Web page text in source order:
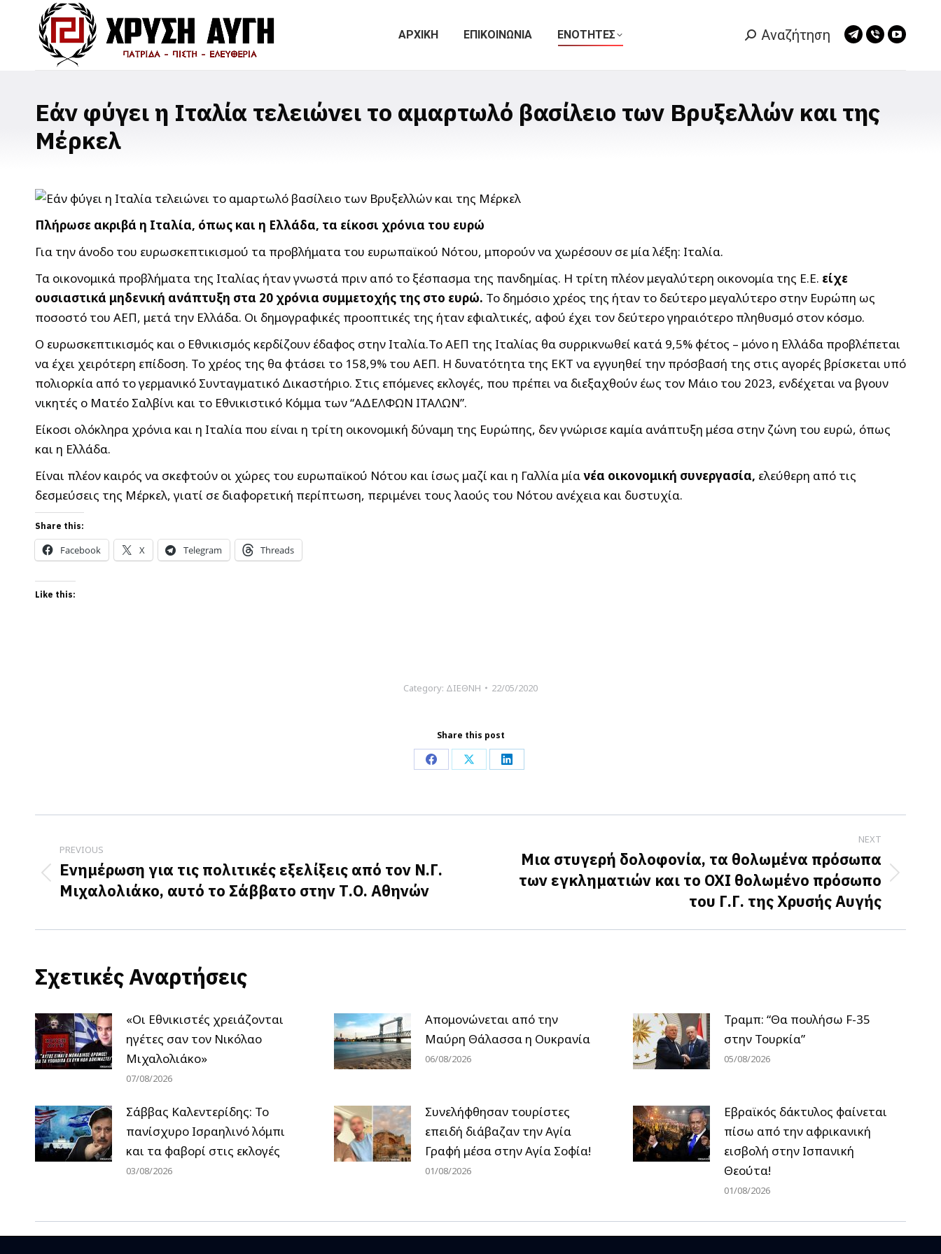
ΑΡΧΙΚΗ ΕΠΙΚΟΙΝΩΝΙΑ ΕΝΟΤΗΤΕΣ Search:
Αναζήτηση
Telegram
new
Viber
new
Εάν φύγει η Ιταλία τελειώνει το αμαρτωλό βασίλειο των Βρυξελλών και της
Μέρκελ
Πλήρωσε ακριβά η Ιταλία, όπως και η Ελλάδα, τα είκοσι χρόνια του ευρώ
Για την άνοδο του ευρωσκεπτικισμού τα προβλήματα του ευρωπαϊκού Νότου, μπορούν να χωρέσουν σε μία λέξη: Ιταλία.
Τα οικονομικά προβλήματα της Ιταλίας ήταν γνωστά πριν από το ξέσπασμα της πανδημίας. Η τρίτη πλέον μεγαλύτερη οικονομία της Ε.Ε. είχε
ουσιαστικά μηδενική ανάπτυξη στα 20 χρόνια συμμετοχής της στο ευρώ. Το δημόσιο χρέος της ήταν το δεύτερο μεγαλύτερο στην Ευρώπη ως
ποσοστό του ΑΕΠ, μετά την Ελλάδα. Οι δημογραφικές προοπτικές της ήταν εφιαλτικές, αφού έχει τον δεύτερο γηραιότερο πληθυσμό στον κόσμο.
Ο ευρωσκεπτικισμός και ο Εθνικισμός κερδίζουν έδαφος στην Ιταλία.Το ΑΕΠ της Ιταλίας θα συρρικνωθεί κατά 9,5% φέτος – μόνο η Ελλάδα προβλέπεται
να έχει χειρότερη επίδοση. Το χρέος της θα φτάσει το 158,9% του ΑΕΠ. Η δυνατότητα της ΕΚΤ να εγγυηθεί την πρόσβασή της στις αγορές βρίσκεται υπό
πολιορκία από το γερμανικό Συνταγματικό Δικαστήριο. Στις επόμενες εκλογές, που πρέπει να διεξαχθούν έως τον Μάιο του 2023, ενδέχεται να βγουν
νικητές ο Ματέο Σαλβίνι και το Εθνικιστικό Κόμμα των “ΑΔΕΛΦΩΝ ΙΤΑΛΩΝ”.
Είκοσι ολόκληρα χρόνια και η Ιταλία που είναι η τρίτη οικονομική δύναμη της Ευρώπης, δεν γνώρισε καμία ανάπτυξη μέσα στην ζώνη του ευρώ, όπως
και η Ελλάδα.
Είναι πλέον καιρός να σκεφτούν οι χώρες του ευρωπαϊκού Νότου και ίσως μαζί και η Γαλλία μίανέα οικονομική συνεργασία, ελεύθερη από τις
δεσμεύσεις της Μέρκελ, γιατί σε διαφορετική περίπτωση, περιμένει τους λαούς του Νότου ανέχεια και δυστυχία.
Share this:
Facebook X Telegram Threads
Like this:
Category: ΔΙΕΘΝΗ 22/05/2020
Share this post
Share
Facebook
Share
X
Share
LinkedIn
navigation
PREVIOUS
Previous
post:
Ενημέρωση για τις πολιτικές εξελίξεις από τον Ν.Γ.
Μιχαλολιάκο, αυτό το Σάββατο στην Τ.Ο. Αθηνών
NEXT
Μια στυγερή δολοφονία, τα θολωμένα πρόσωπα
των εγκληματιών και το ΟΧΙ θολωμένο πρόσωπο
του Γ.Γ. της Χρυσής Αυγής
Σχετικές Αναρτήσεις
«Οι Εθνικιστές χρειάζονται
ηγέτες σαν τον Νικόλαο
Μιχαλολιάκο»
07/08/2026
Απομονώνεται από την
Μαύρη Θάλασσα η Ουκρανία
06/08/2026
Τραμπ: “Θα πουλήσω F-35
στην Τουρκία”
05/08/2026
Σάββας Καλεντερίδης: Το
πανίσχυρο Ισραηλινό λόμπι
και τα φαβορί στις εκλογές
03/08/2026
Συνελήφθησαν τουρίστες
επειδή διάβαζαν την Αγία
Γραφή μέσα στην Αγία Σοφία!
01/08/2026
Εβραϊκός δάκτυλος φαίνεται
πίσω από την αφρικανική
εισβολή στην Ισπανική
Θεούτα!
01/08/2026